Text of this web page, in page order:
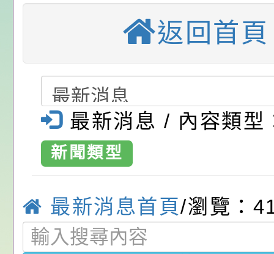
置課程與教學人才庫
畫」一案， 請教師
請，請查照。
減碳存摺2.0」全民
桃園市政府家庭教
年度祖孫樂淘桃－祖
祝活動」海報電子檔
位協助鼓勵所屬同仁
關（構）、學校、民
轉知有關銓敘部建置
員退休所得重審後實
算器」，公立學校退
亦可利用
檢送財團法人台灣優
發展協會辦理115年
看國產豬肉生產流程
轉知:桃園市衛生局
年桃園市青少年菸害
轉知內政部函以，有
赴陸應申請許可一案
期第1次第7-9招代課
甄選公告
本校「115學年度國
校課程計畫」核定一
轉知教育部國民及學
善社區充能講
中的失智友善
案，請查照。-
溪區中興國民
教育國小
返回首頁
最新消息 / 內容類型
新聞類型
最新消息首頁/瀏覽：